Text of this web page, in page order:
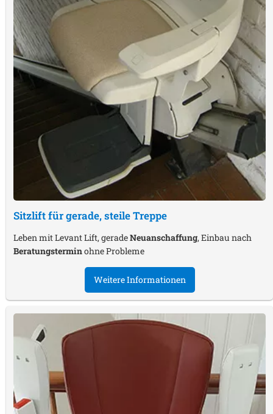
Sitzlift für gerade, steile Treppe
Leben mit Levant Lift, geradeNeuanschaffung, Einbau nach
Beratungsterminohne Probleme
Weitere Informationen